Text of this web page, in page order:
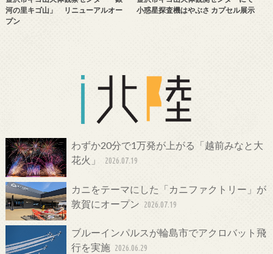
河の里キゴ山」 リニューアルオー
プン
小惑星探査機はやぶさ カプセル展示
わずか20分で1万発が上がる「越前みなと大
花火」
2026.07.19
カニをテーマにした「カニファクトリー」が
敦賀にオープン 2026.07.19
ブルーインパルスが輪島市でアクロバット飛
行を実施 2026.06.29